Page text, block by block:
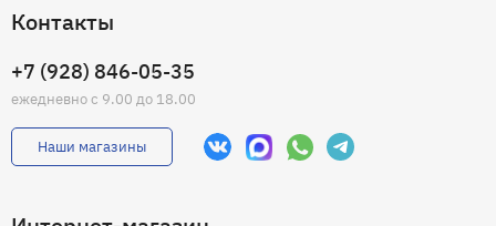
Контакты
+7 (928) 846-05-35
ежедневно с 9.00 до 18.00
Наши магазины